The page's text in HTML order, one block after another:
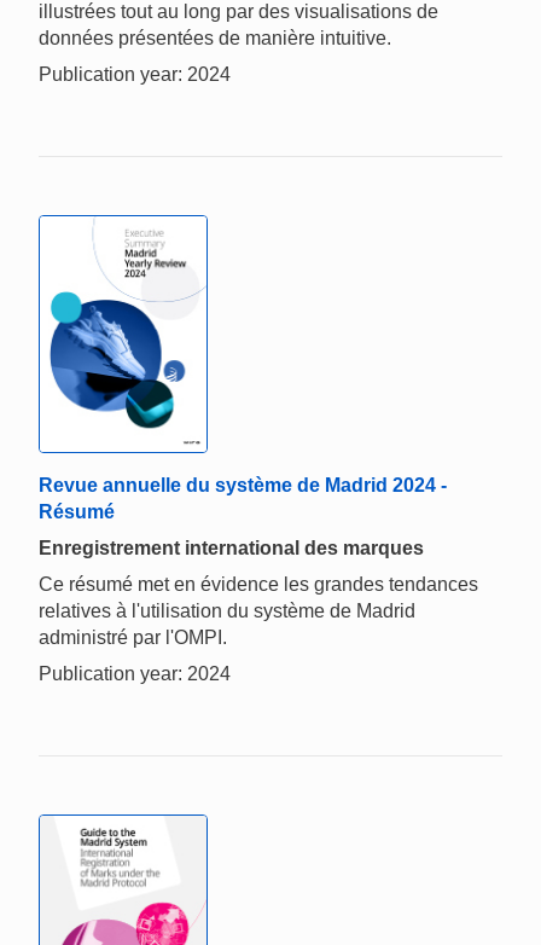
illustrées tout au long par des visualisations de
données présentées de manière intuitive.
Publication year: 2024
Revue annuelle du système de Madrid 2024 -
Résumé
Enregistrement international des marques
Ce résumé met en évidence les grandes tendances
relatives à l'utilisation du système de Madrid
administré par l'OMPI.
Publication year: 2024